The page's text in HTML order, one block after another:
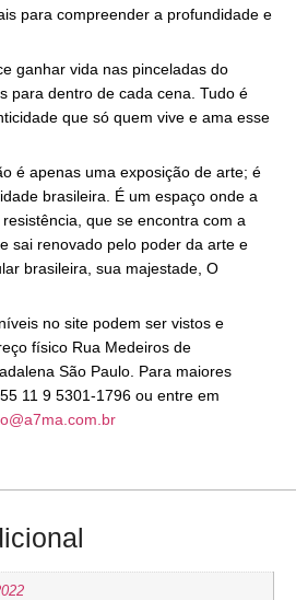
para compreender a profundidade e
ganhar vida nas pinceladas do
para dentro de cada cena. Tudo é
que só quem vive e ama esse
é apenas uma exposição de arte; é
brasileira. É um espaço onde a
que se encontra com a
sai renovado pelo poder da arte e
brasileira, sua majestade, O
no site podem ser vistos e
físico Rua Medeiros de
São Paulo. Para maiores
11 9 5301-1796 ou entre em